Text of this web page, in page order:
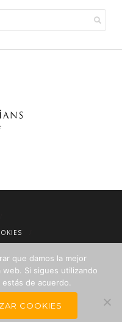
que damos la mejor
Si sigues utilizando
de acuerdo.
COOKIES